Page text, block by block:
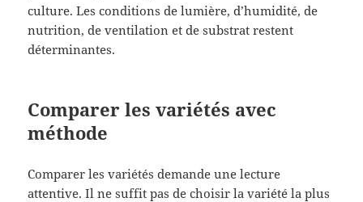
culture. Les conditions de lumière, d’humidité, de
nutrition, de ventilation et de substrat restent
déterminantes.
Comparer les variétés avec
méthode
Comparer les variétés demande une lecture
attentive. Il ne suffit pas de choisir la variété la plus